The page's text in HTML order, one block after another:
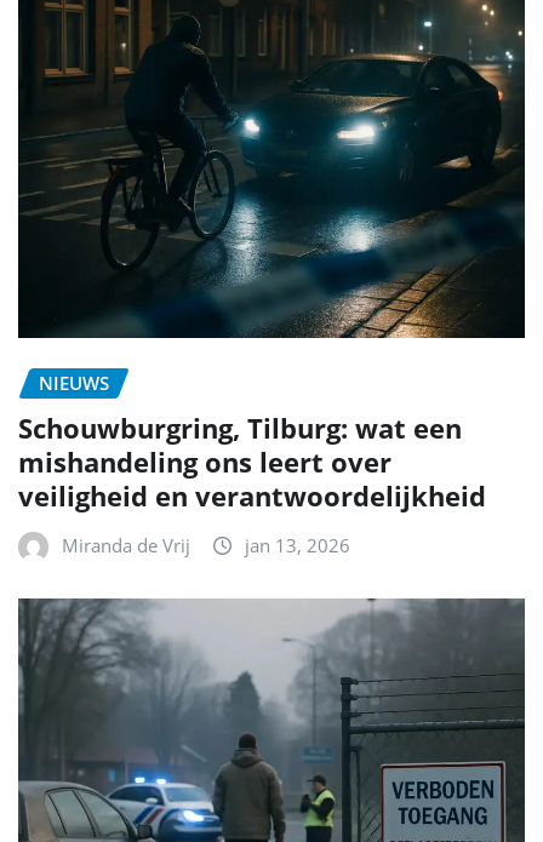
NIEUWS
Schouwburgring, Tilburg: wat een
mishandeling ons leert over
veiligheid en verantwoordelijkheid
Miranda de Vrij jan 13, 2026